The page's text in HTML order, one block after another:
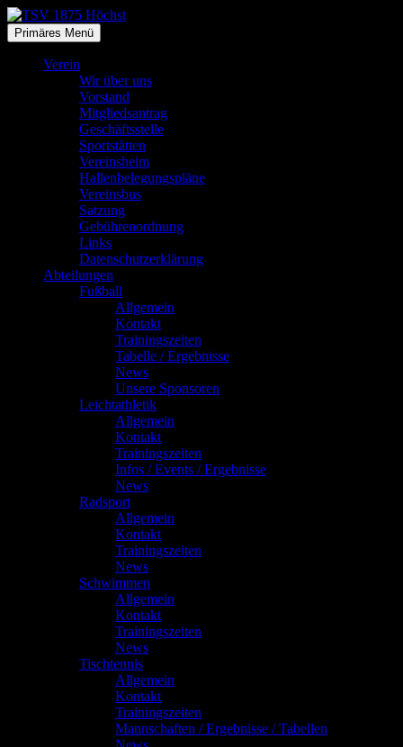
Zum
Inhalt
springen
TSV 1875 Höchst
Suchen
Primäres Menü
Verein
Wir über uns
Vorstand
Mitgliedsantrag
Geschäftsstelle
Sportstätten
Vereinsheim
Hallenbelegungspläne
Vereinsbus
Satzung
Gebührenordnung
Links
Datenschutzerklärung
Abteilungen
Fußball
Allgemein
Kontakt
Trainingszeiten
Tabelle / Ergebnisse
News
Unsere Sponsoren
Leichtathletik
Allgemein
Kontakt
Trainingszeiten
Infos / Events / Ergebnisse
News
Radsport
Allgemein
Kontakt
Trainingszeiten
News
Schwimmen
Allgemein
Kontakt
Trainingszeiten
News
Tischtennis
Allgemein
Kontakt
Trainingszeiten
Mannschaften / Ergebnisse / Tabellen